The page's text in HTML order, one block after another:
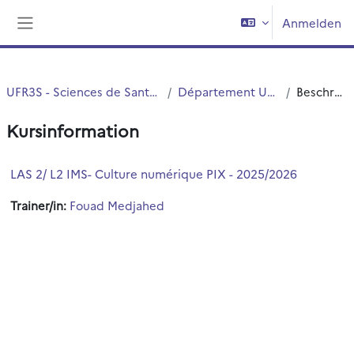
Anmelden
UFR3S - Sciences de Santé et du Sport Département UFR3S - ILIS Beschreibung
Kursinformation
LAS 2/ L2 IMS- Culture numérique PIX - 2025/2026
Trainer/in: Fouad Medjahed